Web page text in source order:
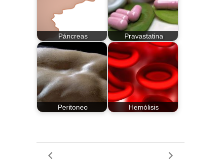
Páncreas Pravastatina
Peritoneo Hemólisis